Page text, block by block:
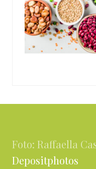
Foto: Raffaella
Depositphotos